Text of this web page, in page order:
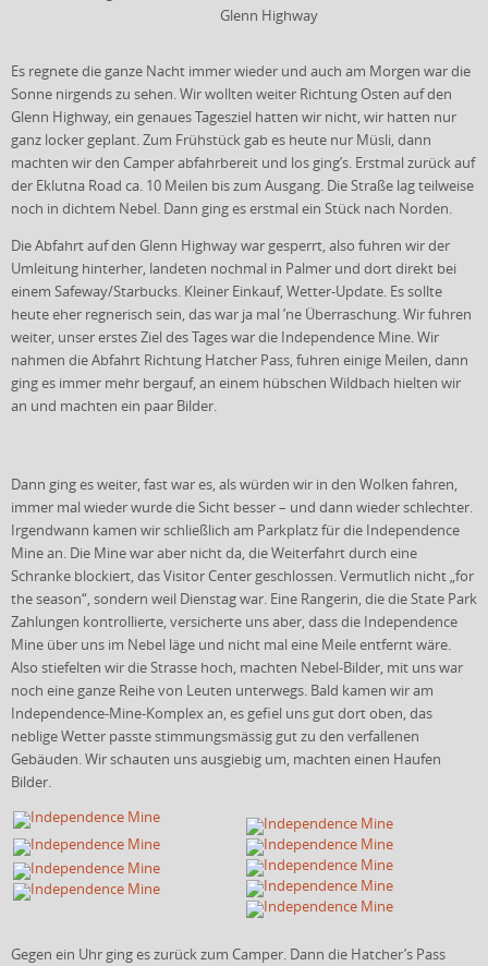
Glenn Highway
Es regnete die ganze Nacht immer wieder und auch am Morgen war die
Sonne nirgends zu sehen. Wir wollten weiter Richtung Osten auf den
Glenn Highway, ein genaues Tagesziel hatten wir nicht, wir hatten nur
ganz locker geplant. Zum Frühstück gab es heute nur Müsli, dann
machten wir den Camper abfahrbereit und los ging’s. Erstmal zurück auf
der Eklutna Road ca. 10 Meilen bis zum Ausgang. Die Straße lag teilweise
noch in dichtem Nebel. Dann ging es erstmal ein Stück nach Norden.
Die Abfahrt auf den Glenn Highway war gesperrt, also fuhren wir der
Umleitung hinterher, landeten nochmal in Palmer und dort direkt bei
einem Safeway/Starbucks. Kleiner Einkauf, Wetter-Update. Es sollte
heute eher regnerisch sein, das war ja mal ’ne Überraschung. Wir fuhren
weiter, unser erstes Ziel des Tages war die Independence Mine. Wir
nahmen die Abfahrt Richtung Hatcher Pass, fuhren einige Meilen, dann
ging es immer mehr bergauf, an einem hübschen Wildbach hielten wir
an und machten ein paar Bilder.
Dann ging es weiter, fast war es, als würden wir in den Wolken fahren,
immer mal wieder wurde die Sicht besser – und dann wieder schlechter.
Irgendwann kamen wir schließlich am Parkplatz für die Independence
Mine an. Die Mine war aber nicht da, die Weiterfahrt durch eine
Schranke blockiert, das Visitor Center geschlossen. Vermutlich nicht „for
the season“, sondern weil Dienstag war. Eine Rangerin, die die State Park
Zahlungen kontrollierte, versicherte uns aber, dass die Independence
Mine über uns im Nebel läge und nicht mal eine Meile entfernt wäre.
Also stiefelten wir die Strasse hoch, machten Nebel-Bilder, mit uns war
noch eine ganze Reihe von Leuten unterwegs. Bald kamen wir am
Independence-Mine-Komplex an, es gefiel uns gut dort oben, das
neblige Wetter passte stimmungsmässig gut zu den verfallenen
Gebäuden. Wir schauten uns ausgiebig um, machten einen Haufen
Bilder.
Gegen ein Uhr ging es zurück zum Camper. Dann die Hatcher’s Pass